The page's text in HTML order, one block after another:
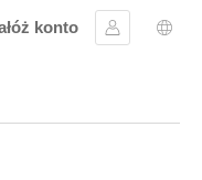
konto
Zaloguj się